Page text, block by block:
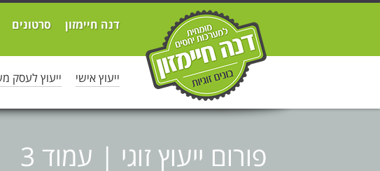
דנה חיימזון סרטונים
ייעוץ אישי ייעוץ לעסק
פורום ייעוץ זוגי | עמוד 3